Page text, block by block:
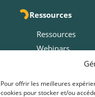
Pour offrir les meilleures
cookies pour stocker et/ou
Ressources
Ressources
Webinars
Livres blancs &